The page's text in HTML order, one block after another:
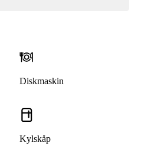
Diskmaskin
Kylskåp